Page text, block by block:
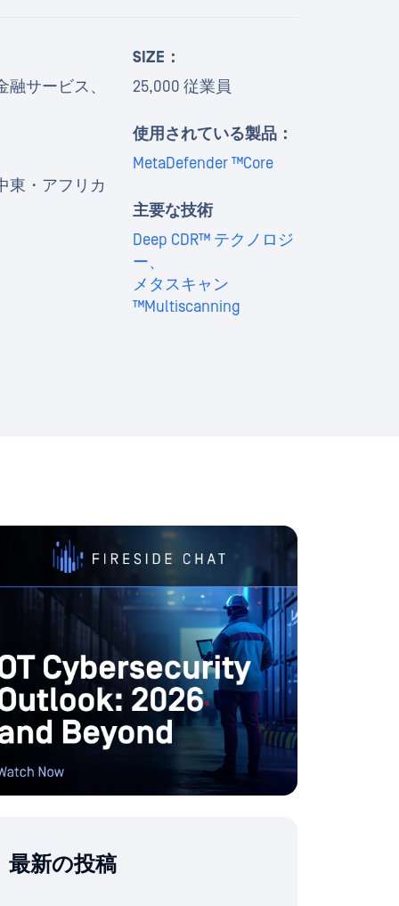
融サービス、
東・アフリカ
SIZE：
25,000 従業員
使用されている製品：
MetaDefender ™Core
主要な技術
Deep CDR™ テクノロジ
ー、
メタスキャン
™Multiscanning
最新の投稿